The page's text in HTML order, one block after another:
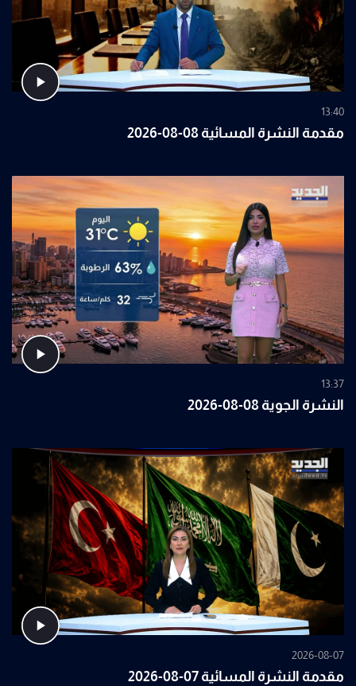
13:40
مقدمة النشرة المسائية 08-08-2026
13:37
النشرة الجوية 08-08-2026
2026-08-07
مقدمة النشرة المسائية 07-08-2026